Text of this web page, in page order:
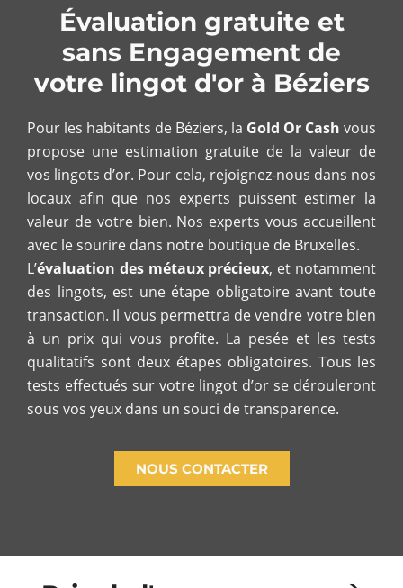
Évaluation gratuite et
sans Engagement de
votre lingot d'or à Béziers
Pour les habitants de Béziers, la Gold Or Cash vous
propose une estimation gratuite de la valeur de
vos lingots d’or. Pour cela, rejoignez-nous dans nos
locaux afin que nos experts puissent estimer la
valeur de votre bien. Nos experts vous accueillent
avec le sourire dans notre boutique de Bruxelles.
L’évaluation des métaux précieux, et notamment
des lingots, est une étape obligatoire avant toute
transaction. Il vous permettra de vendre votre bien
à un prix qui vous profite. La pesée et les tests
qualitatifs sont deux étapes obligatoires. Tous les
tests effectués sur votre lingot d’or se dérouleront
sous vos yeux dans un souci de transparence.
NOUS CONTACTER